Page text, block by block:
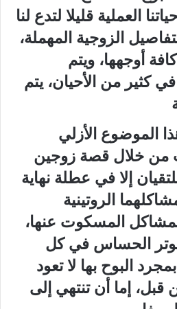
العملية قليلا لتدع لنا
الزوجية المهملة،‮
أوجهها،‮ ‬ويتم
‬كثير من الأحيان،‮ ‬يتم
الموضوع الأزلي‮
من خلال قصة‮ ‬زوجين
إلا في‮ ‬عطلة نهاية
الروتينية
المسكوت عنها،‮
الحساس في‮ ‬كل
البوح بها لا تعود
قبل،‮ ‬إما أن تنتهي‮ ‬إلى